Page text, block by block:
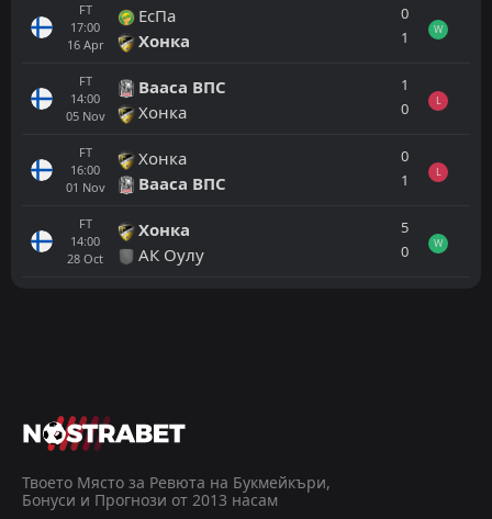
FT
17:00
16 Apr
ЕсПа
Хонка
0
1
W
FT
14:00
05 Nov
Вааса ВПС
Хонка
1
0
L
FT
16:00
01 Nov
Хонка
Вааса ВПС
0
1
L
FT
14:00
28 Oct
Хонка
АК Оулу
5
0
W
16Aug
Яро
Твоето Място за Ревюта на Букмейкъри,
Бонуси и Прогнози от 2013 насам